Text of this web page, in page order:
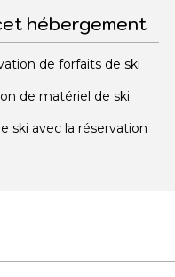
hébergement
de forfaits de ski
de matériel de ski
ski avec la réservation